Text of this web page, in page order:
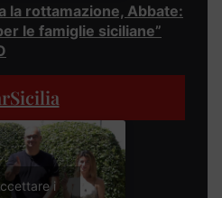
la rottamazione, Abbate:
le famiglie siciliane”
i